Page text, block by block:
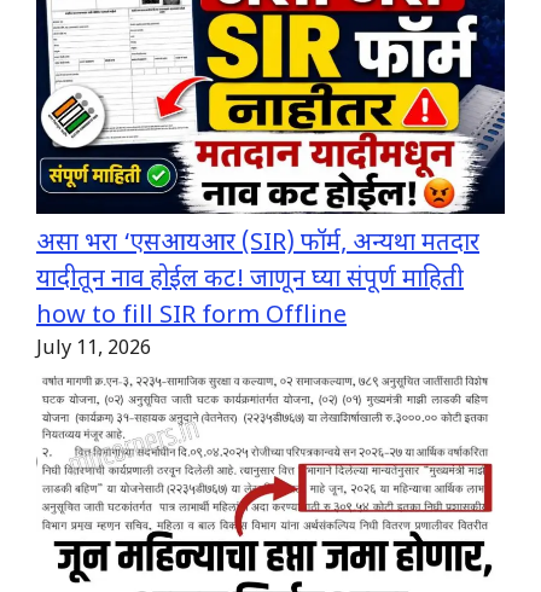
असा भरा ‘एसआयआर (SIR) फॉर्म, अन्यथा मतदार
यादीतून नाव होईल कट! जाणून घ्या संपूर्ण माहिती
how to fill SIR form Offline
July 11, 2026